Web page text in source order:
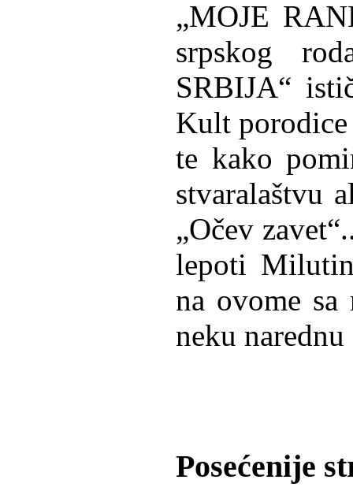
„MOJE
srpskog
SRBIJA“
Kult
te kako
stvaralaštvu
„Očev
lepoti
na ovome sa
neku
Posećenije